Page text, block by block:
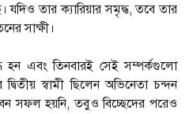
যদিও তার ক্যারিয়ার সমৃদ্ধ, তবে তার
সাক্ষী।
হন এবং তিনবারই সেই সম্পর্কগুলো
স্বামী ছিলেন অভিনেতা চন্দন
সফল হয়নি, তবুও বিচ্ছেদের পরেও